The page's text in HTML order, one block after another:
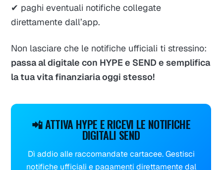
✔ paghi eventuali notifiche collegate
direttamente dall’app.
Non lasciare che le notifiche ufficiali ti stressino:
passa al digitale con HYPE e SEND e semplifica
la tua vita finanziaria oggi stesso!
📲 ATTIVA HYPE E RICEVI LE NOTIFICHE
DIGITALI SEND
Dì addio alle raccomandate cartacee. Gestisci
notifiche ufficiali e pagamenti direttamente dal